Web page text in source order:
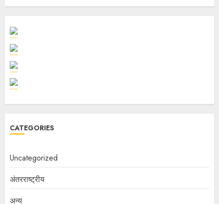
CATEGORIES
Uncategorized
अंतरराष्ट्रीय
अन्य